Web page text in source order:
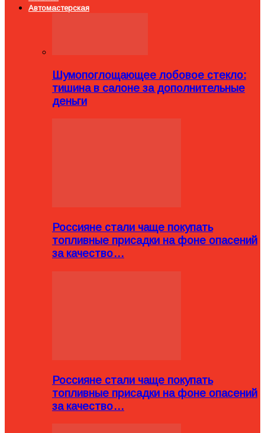
Автомастерская
Шумопоглощающее лобовое стекло:
тишина в салоне за дополнительные
деньги
Россияне стали чаще покупать
топливные присадки на фоне опасений
за качество…
Россияне стали чаще покупать
топливные присадки на фоне опасений
за качество…